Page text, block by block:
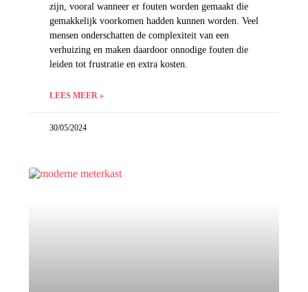
zijn, vooral wanneer er fouten worden gemaakt die
gemakkelijk voorkomen hadden kunnen worden. Veel
mensen onderschatten de complexiteit van een
verhuizing en maken daardoor onnodige fouten die
leiden tot frustratie en extra kosten.
LEES MEER »
30/05/2024